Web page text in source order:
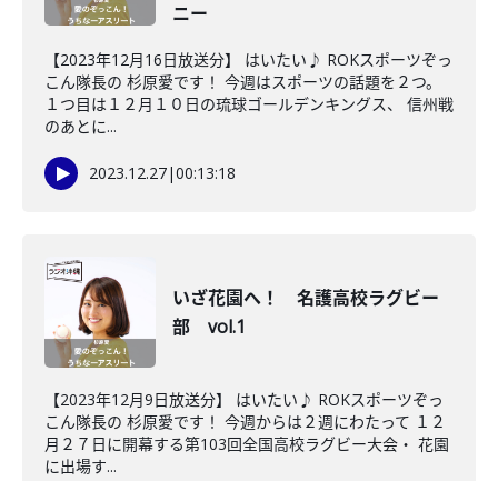
ニー
【2023年12月16日放送分】 はいたい♪ ROKスポーツぞっ
こん隊長の 杉原愛です！ 今週はスポーツの話題を２つ。
１つ目は１２月１０日の琉球ゴールデンキングス、 信州戦
のあとに...
2023.12.27|00:13:18
いざ花園へ！ 名護高校ラグビー
部 vol.1
【2023年12月9日放送分】 はいたい♪ ROKスポーツぞっ
こん隊長の 杉原愛です！ 今週からは２週にわたって １２
月２７日に開幕する第103回全国高校ラグビー大会・ 花園
に出場す...